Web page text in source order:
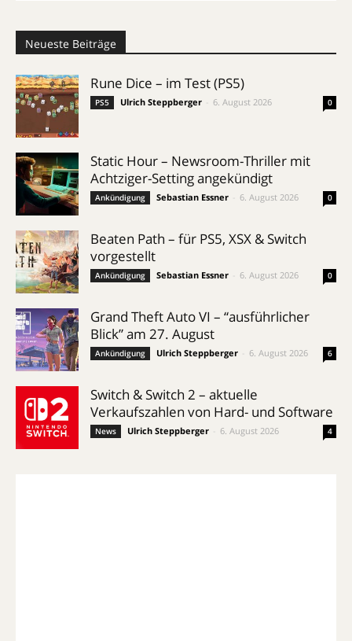
Neueste Beiträge
Rune Dice – im Test (PS5)
PS5 Ulrich Steppberger 6. August 2026 0
Static Hour – Newsroom-Thriller mit
Achtziger-Setting angekündigt
Ankündigung Sebastian Essner 6. August 2026 0
Beaten Path – für PS5, XSX & Switch
vorgestellt
Ankündigung Sebastian Essner 6. August 2026 0
Grand Theft Auto VI – “ausführlicher
Blick” am 27. August
Ankündigung Ulrich Steppberger 6. August 2026 6
Switch & Switch 2 – aktuelle
Verkaufszahlen von Hard- und Software
News Ulrich Steppberger 6. August 2026 4